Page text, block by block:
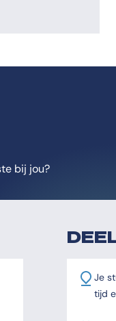
bij jou?
Je
tijd